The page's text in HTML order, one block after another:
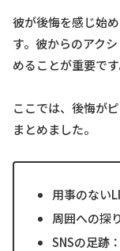
彼が後悔を感じ始
す。彼からのアク
めることが重要です
ここでは、後悔が
まとめました。
用事のない
周囲への探
SNSの足跡